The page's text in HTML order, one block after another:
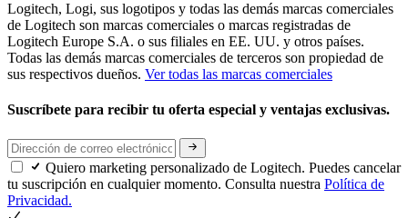
Logitech, Logi, sus logotipos y todas las demás marcas comerciales
de Logitech son marcas comerciales o marcas registradas de
Logitech Europe S.A. o sus filiales en EE. UU. y otros países.
Todas las demás marcas comerciales de terceros son propiedad de
sus respectivos dueños. Ver todas las marcas comerciales
Suscríbete para recibir tu oferta especial y ventajas exclusivas.
Quiero marketing personalizado de Logitech. Puedes cancelar
tu suscripción en cualquier momento. Consulta nuestra Política de
Privacidad.